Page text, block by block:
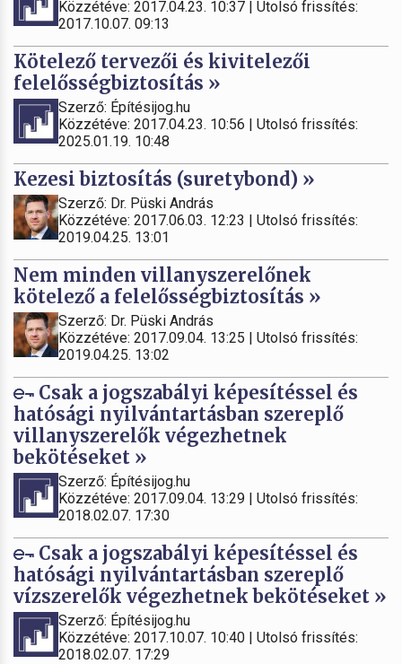
Közzétéve: 2017.04.23. 10:37 | Utolsó frissítés:
2017.10.07. 09:13
Kötelező tervezői és kivitelezői
felelősségbiztosítás »
Szerző: Építésijog.hu
Közzétéve: 2017.04.23. 10:56 | Utolsó frissítés:
2025.01.19. 10:48
Kezesi biztosítás (suretybond) »
Szerző: Dr. Püski András
Közzétéve: 2017.06.03. 12:23 | Utolsó frissítés:
2019.04.25. 13:01
Nem minden villanyszerelőnek
kötelező a felelősségbiztosítás »
Szerző: Dr. Püski András
Közzétéve: 2017.09.04. 13:25 | Utolsó frissítés:
2019.04.25. 13:02
Csak a jogszabályi képesítéssel és
hatósági nyilvántartásban szereplő
villanyszerelők végezhetnek
bekötéseket »
Szerző: Építésijog.hu
Közzétéve: 2017.09.04. 13:29 | Utolsó frissítés:
2018.02.07. 17:30
Csak a jogszabályi képesítéssel és
hatósági nyilvántartásban szereplő
vízszerelők végezhetnek bekötéseket »
Szerző: Építésijog.hu
Közzétéve: 2017.10.07. 10:40 | Utolsó frissítés:
2018.02.07. 17:29